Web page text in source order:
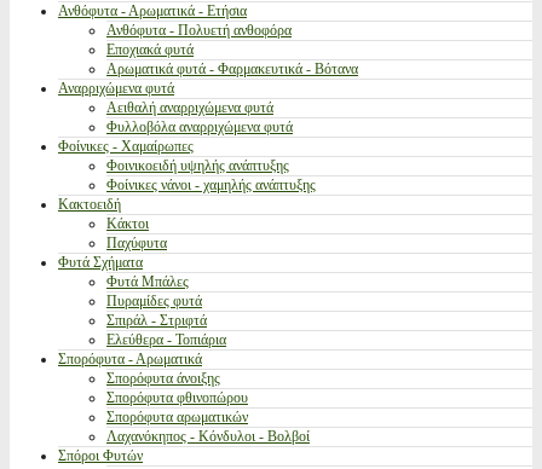
Ανθόφυτα - Αρωματικά - Ετήσια
Ανθόφυτα - Πολυετή ανθοφόρα
Εποχιακά φυτά
Αρωματικά φυτά - Φαρμακευτικά - Βότανα
Αναρριχώμενα φυτά
Αειθαλή αναρριχώμενα φυτά
Φυλλοβόλα αναρριχώμενα φυτά
Φοίνικες - Χαμαίρωπες
Φοινικοειδή υψηλής ανάπτυξης
Φοίνικες νάνοι - χαμηλής ανάπτυξης
Κακτοειδή
Κάκτοι
Παχύφυτα
Φυτά Σχήματα
Φυτά Μπάλες
Πυραμίδες φυτά
Σπιράλ - Στριφτά
Ελεύθερα - Τοπιάρια
Σπορόφυτα - Αρωματικά
Σπορόφυτα άνοιξης
Σπορόφυτα φθινοπώρου
Σπορόφυτα αρωματικών
Λαχανόκηπος - Κόνδυλοι - Βολβοί
Σπόροι Φυτών